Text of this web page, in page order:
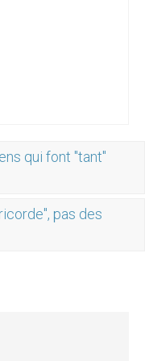
qui font "tant"
pas des